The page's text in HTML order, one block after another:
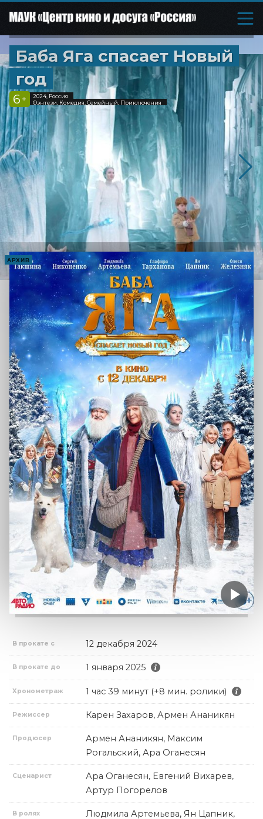
Баба Яга спасает Новый
год
6 +
2024, Россия
Фэнтези, Комедия, Семейный, Приключения
АРХИВ
В прокате с 12 декабря 2024
В прокате до 1 января 2025
Хронометраж 1 час 39 минут (+8 мин. ролики)
Режиссер Карен Захаров, Армен Ананикян
Продюсер
Армен Ананикян, Максим
Рогальский, Ара Оганесян
Сценарист
Ара Оганесян, Евгений Вихарев,
Артур Погорелов
В ролях
Людмила Артемьева, Ян Цапник,